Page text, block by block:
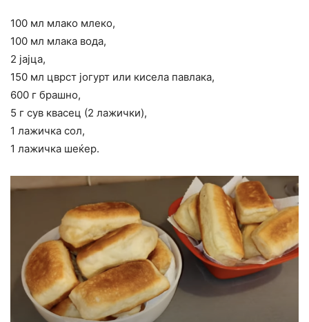
100 мл млако млеко,
100 мл млака вода,
2 јајца,
150 мл цврст јогурт или кисела павлака,
600 г брашно,
5 г сув квасец (2 лажички),
1 лажичка сол,
1 лажичка шеќер.